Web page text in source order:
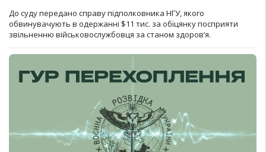
До суду передано справу підполковника НГУ, якого
обвинувачують в одержанні $11 тис. за обіцянку посприяти
звільненню військовослужбовця за станом здоров’я.